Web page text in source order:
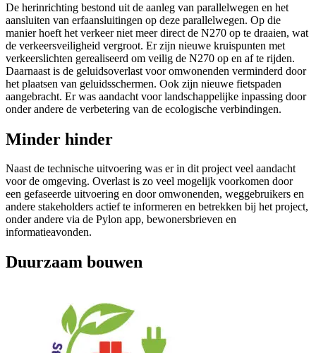
De herinrichting bestond uit de aanleg van parallelwegen en het
aansluiten van erfaansluitingen op deze parallelwegen. Op die
manier hoeft het verkeer niet meer direct de N270 op te draaien, wat
de verkeersveiligheid vergroot. Er zijn nieuwe kruispunten met
verkeerslichten gerealiseerd om veilig de N270 op en af te rijden.
Daarnaast is de geluidsoverlast voor omwonenden verminderd door
het plaatsen van geluidsschermen. Ook zijn nieuwe fietspaden
aangebracht. Er was aandacht voor landschappelijke inpassing door
onder andere de verbetering van de ecologische verbindingen.
Minder hinder
Naast de technische uitvoering was er in dit project veel aandacht
voor de omgeving. Overlast is zo veel mogelijk voorkomen door
een gefaseerde uitvoering en door omwonenden, weggebruikers en
andere stakeholders actief te informeren en betrekken bij het project,
onder andere via de Pylon app, bewonersbrieven en
informatieavonden.
Duurzaam bouwen